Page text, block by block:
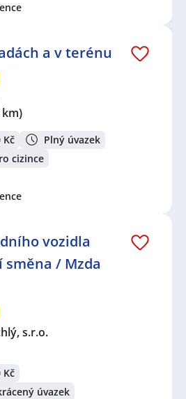
a v terénu
km)
Kč
Plný úvazek
cizince
vozidla
směna / Mzda
s.r.o.
Kč
úvazek